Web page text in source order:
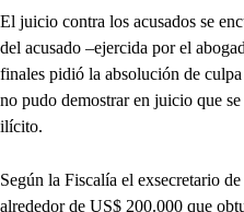
El juicio contra los acusados se
del acusado –ejercida por el
finales pidió la absolución de
no pudo demostrar en juicio que
ilícito.
Según la Fiscalía el exsecretario
alrededor de US$ 200.000 que